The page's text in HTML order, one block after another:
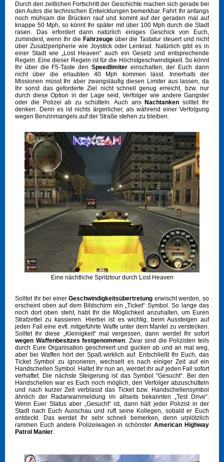
Durch den zeitlichen Fortschritt der Geschichte machen sich gerade bei
den Autos die technischen Entwicklungen bemerkbar. Fahrt Ihr anfangs
noch mühsam die Brücken rauf und kommt auf der geraden mal auf
knappe 50 Mph, so könnt Ihr später mit über 100 Mph durch die Stadt
rasen. Das erfordert dann natürlich einiges Geschick von Euch,
zumindest, wenn Ihr die Fahrzeugeüber die Tastatur steuert und nicht
über Zusatzperipherie wie Joystick oder Lenkrad. Natürlich gibt es in
einer Stadt wie „Lost Heaven“ auch ein Gesetz und entsprechende
Regeln. Eine dieser Regeln ist für die Höchstgeschwindigkeit. So könnt
Ihr über die F5-Taste den Speedlimitereinschalten, der Euch dann
nicht über die erlaubten 40 Mph kommen lässt. Innerhalb der
Missionen müsst Ihr aber zwangsläufig diesen Limiter aus lassen, da
Ihr sonst das geforderte Ziel nicht schnell genug erreicht, bzw. nur
durch diese Option in der Lage seid, Verfolger wie andere Gangster
oder die Polizei ab zu schütteln. Auch ans Nachtanken solltet Ihr
denken. Denn es ist nichts ärgerlicher, als während einer Verfolgung
wegen Benzinmangels auf der Straße stehen zu bleiben.
Eine nächtliche Spritztour durch Lost Heaven
Solltet Ihr bei einerGeschwindigkeitsübertretung erwischt werden, so
erscheint oben auf dem Bildschirm ein „Ticket“ Symbol. So lange das
noch dort oben steht, habt Ihr die Möglichkeit anzuhalten, um Euren
Strafzettel zu kassieren. Hierbei ist es wichtig, beim Aussteigen auf
jeden Fall eine evtl. mitgeführte Waffe unter dem Mantel zu verstecken.
Solltet Ihr diese „Kleinigkeit“ mal vergessen, dann werdet Ihr sofort
wegen Waffenbesitzes festgenommen. Zwar sind die Polizisten teils
durch Eure Organisation geschmiert und gucken ab und an mal weg,
aber bei Waffen hört der Spaß wirklich auf. Entschließt Ihr Euch, das
Ticket Symbol zu ignorieren, wechselt es nach einiger Zeit auf ein
Handschellen Symbol. Haltet Ihr nun an, werdet ihr auf jeden Fall sofort
verhaftet. Die nächste Steigerung ist das Symbol “Gesucht“. Bei den
Handschellen war es Euch noch möglich, den Verfolger abzuschütteln
und nach kurzer Zeit verblasst das Ticket bzw. Handschellensymbol
ähnlich der Radarwarnmeldung im allseits bekannten „Test Drive“.
Wenn Euer Status aber „Gesucht“ ist, dann hält jeder Polizist in der
Stadt nach Euch Ausschau und ruft seine Kollegen, sobald er Euch
entdeckt. Das werdet Ihr sehr schnell bemerken, denn urplötzlich
rammen Euch andere Polizeiwagen in schönsterAmerican Highway
Patrol Manier.